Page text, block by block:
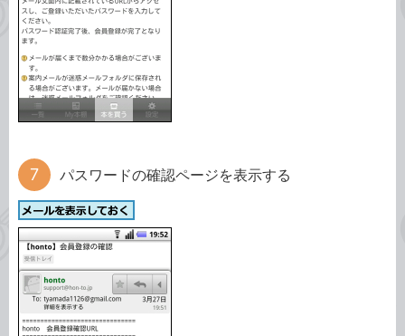
パスワードの確認ページを表示する